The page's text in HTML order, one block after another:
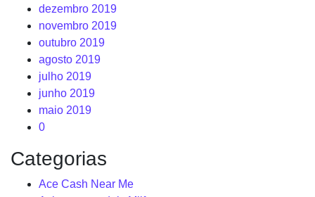
dezembro 2019
novembro 2019
outubro 2019
agosto 2019
julho 2019
junho 2019
maio 2019
0
Categorias
Ace Cash Near Me